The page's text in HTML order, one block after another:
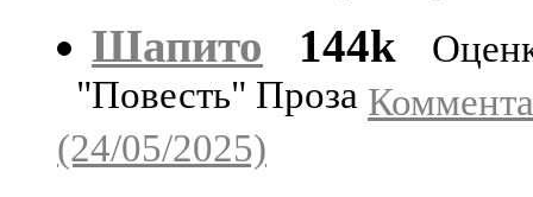
Шапито 144k
"Повесть" Проза
(24/05/2025)